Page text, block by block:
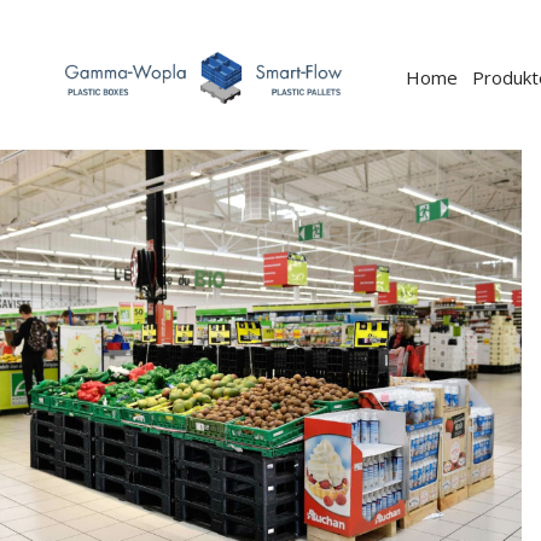
Home
Zurück
Weiter